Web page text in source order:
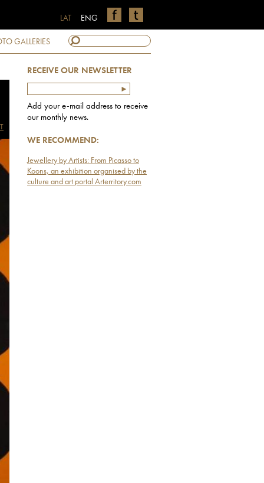
ENG
LAT
GALLERIES
RECEIVE OUR NEWSLETTER
Add your e-mail address to receive
our monthly news.
WE RECOMMEND:
Jewellery by Artists: From Picasso to
Koons, an exhibition organised by the
culture and art portal Arterritory.com